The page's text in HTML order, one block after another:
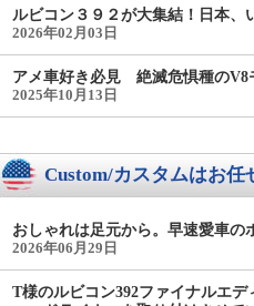
ルビコン３９２が大集結！日本、
2026年02月03日
アメ車好き必見 絶滅危惧種のV8
2025年10月13日
Custom/カスタムはお任
おしゃれは足元から。早速愛車の
2026年06月29日
T様のルビコン392ファイナルエ